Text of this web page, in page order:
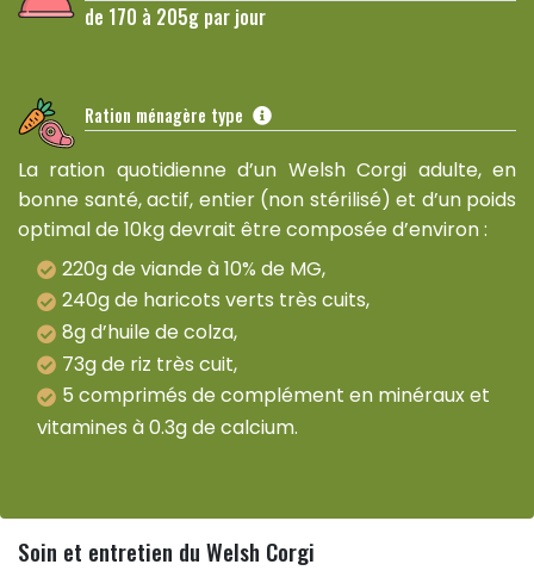
de 170 à 205g par jour
Ration ménagère type
La ration quotidienne d’un Welsh Corgi adulte, en
bonne santé, actif, entier (non stérilisé) et d’un poids
optimal de 10kg devrait être composée d’environ :
220g de viande à 10% de MG,
240g de haricots verts très cuits,
8g d’huile de colza,
73g de riz très cuit,
5 comprimés de complément en minéraux et
vitamines à 0.3g de calcium.
Soin et entretien du Welsh Corgi